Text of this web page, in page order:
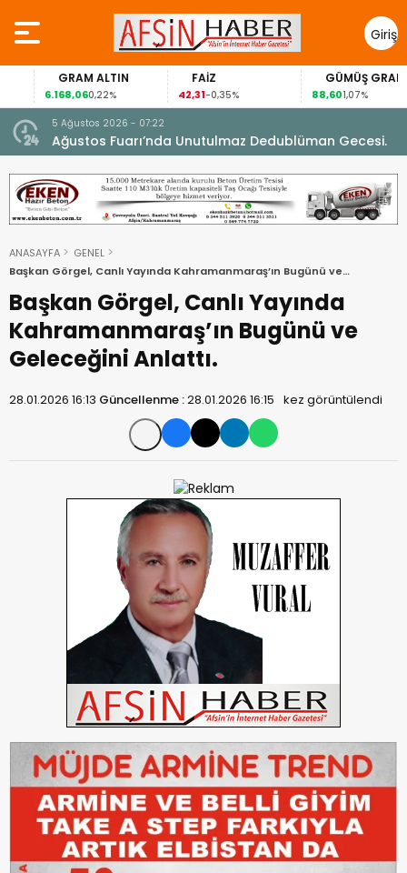
Giriş
Yap
GRAM ALTIN
6.168,060,22%
FAİZ
42,31 -0,35%
GÜMÜŞ GRAM
88,60 1,07%
5 Ağustos 2026 - 07:22
Ağustos Fuarı’nda Unutulmaz Dedublüman Gecesi.
ANASAYFA
GENEL
Başkan Görgel, Canlı Yayında Kahramanmaraş’ın Bugünü ve
Geleceğini Anlattı.
Başkan Görgel, Canlı Yayında
Kahramanmaraş’ın Bugünü ve
Geleceğini Anlattı.
28.01.2026 16:13 Güncellenme :28.01.2026 16:15 kez görüntülendi